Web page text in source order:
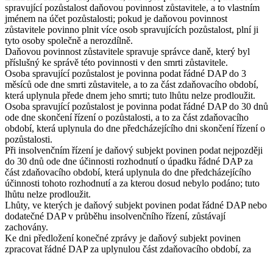
spravující pozůstalost daňovou povinnost zůstavitele, a to vlastním
jménem na účet pozůstalosti; pokud je daňovou povinnost
zůstavitele povinno plnit více osob spravujících pozůstalost, plní ji
tyto osoby společně a nerozdílně.
Daňovou povinnost zůstavitele spravuje správce daně, který byl
příslušný ke správě této povinnosti v den smrti zůstavitele.
Osoba spravující pozůstalost je povinna podat řádné DAP do 3
měsíců ode dne smrti zůstavitele, a to za část zdaňovacího období,
která uplynula přede dnem jeho smrti; tuto lhůtu nelze prodloužit.
Osoba spravující pozůstalost je povinna podat řádné DAP do 30 dnů
ode dne skončení řízení o pozůstalosti, a to za část zdaňovacího
období, která uplynula do dne předcházejícího dni skončení řízení o
pozůstalosti.
Při insolvenčním řízení je daňový subjekt povinen podat nejpozději
do 30 dnů ode dne účinnosti rozhodnutí o úpadku řádné DAP za
část zdaňovacího období, která uplynula do dne předcházejícího
účinnosti tohoto rozhodnutí a za kterou dosud nebylo podáno; tuto
lhůtu nelze prodloužit.
Lhůty, ve kterých je daňový subjekt povinen podat řádné DAP nebo
dodatečné DAP v průběhu insolvenčního řízení, zůstávají
zachovány.
Ke dni předložení konečné zprávy je daňový subjekt povinen
zpracovat řádné DAP za uplynulou část zdaňovacího období, za